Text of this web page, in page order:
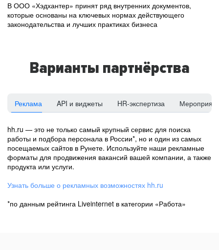
В ООО «Хэдхантер» принят ряд внутренних документов,
которые основаны на ключевых нормах действующего
законодательства и лучших практиках бизнеса
Варианты партнёрства
Реклама API и виджеты HR-экспертиза
hh.ru — это не только самый крупный сервис для поиска
работы и подбора персонала в России*, но и один из самых
посещаемых сайтов в Рунете. Используйте наши рекламные
форматы для продвижения вакансий вашей компании, а также
продукта или услуги.
Узнать больше о рекламных возможностях hh.ru
*по данным рейтинга Liveinternet в категории «Работа»